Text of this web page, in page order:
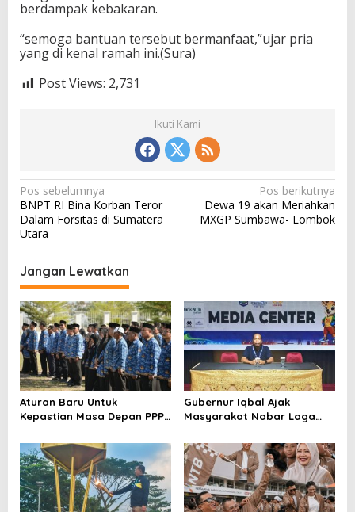
berdampak kebakaran.
“semoga bantuan tersebut bermanfaat,”ujar pria
yang di kenal ramah ini.(Sura)
Post Views: 2,731
Ikuti Kami
N
a
v
g
a
s
i
p
o
s
Pos sebelumnya
BNPT RI Bina Korban Teror
Dalam Forsitas di Sumatera
Utara
Pos berikutnya
Dewa 19 akan Meriahkan
MXGP Sumbawa- Lombok
Jangan Lewatkan
Aturan Baru Untuk
Kepastian Masa Depan PPPK
Gubernur Iqbal Ajak
Masyarakat Nobar Laga
Halaman Bumi Gora